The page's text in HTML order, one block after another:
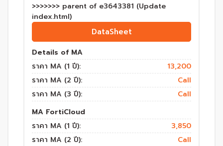
>>>>>>> parent of e3643381 (Update
index.html)
DataSheet
Details of MA
ราคา MA (1 ปี):
13,200
ราคา MA (2 ปี):
Call
ราคา MA (3 ปี):
Call
MA FortiCloud
ราคา MA (1 ปี):
3,850
ราคา MA (2 ปี):
Call